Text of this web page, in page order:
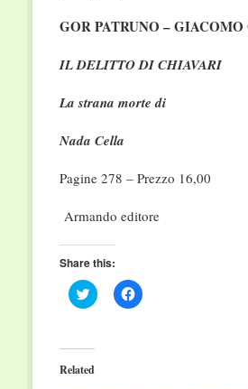
GOR PATRUNO –
IL DELITTO DI CHIAVARI
La strana morte di
Nada Cella
Pagine 278 – Prezzo 16,00
Armando editore
Share this:
Click
to
(Opens
in
new
Click
to
Related